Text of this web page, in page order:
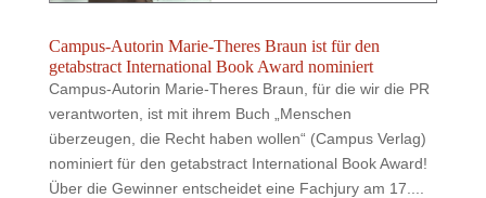
Campus-Autorin Marie-Theres Braun ist für den
getabstract International Book Award nominiert
Campus-Autorin Marie-Theres Braun, für die wir die PR
verantworten, ist mit ihrem Buch „Menschen
überzeugen, die Recht haben wollen“ (Campus Verlag)
nominiert für den getabstract International Book Award!
Über die Gewinner entscheidet eine Fachjury am 17....